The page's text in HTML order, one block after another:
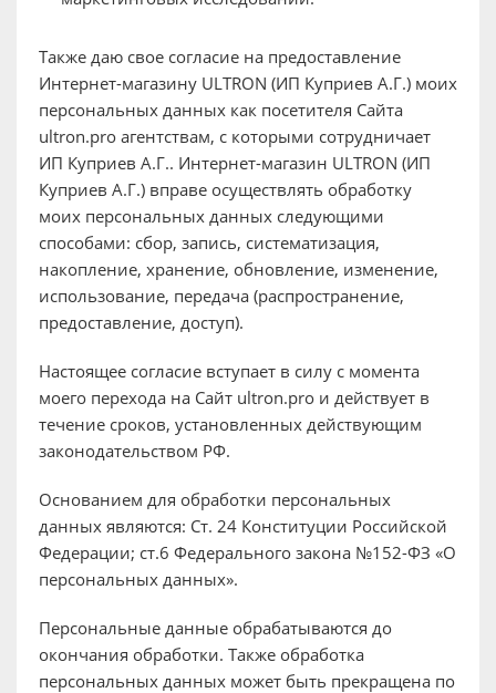
Также даю свое согласие на предоставление
Интернет-магазину ULTRON (ИП Куприев А.Г.) моих
персональных данных как посетителя Сайта
ultron.pro агентствам, с которыми сотрудничает
ИП Куприев А.Г.. Интернет-магазин ULTRON (ИП
Куприев А.Г.) вправе осуществлять обработку
моих персональных данных следующими
способами: сбор, запись, систематизация,
накопление, хранение, обновление, изменение,
использование, передача (распространение,
предоставление, доступ).
Настоящее согласие вступает в силу с момента
моего перехода на Сайт ultron.pro и действует в
течение сроков, установленных действующим
законодательством РФ.
Основанием для обработки персональных
данных являются: Ст. 24 Конституции Российской
Федерации; ст.6 Федерального закона №152-ФЗ «О
персональных данных».
Персональные данные обрабатываются до
окончания обработки. Также обработка
персональных данных может быть прекращена по